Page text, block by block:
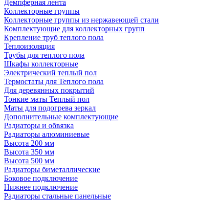
Демпферная лента
Коллекторные группы
Коллекторные группы из нержавеющей стали
Комплектующие для коллекторных групп
Крепление труб теплого пола
Теплоизоляция
Трубы для теплого пола
Шкафы коллекторные
Электрический теплый пол
Термостаты для Теплого пола
Для деревянных покрытий
Тонкие маты Теплый пол
Маты для подогрева зеркал
Дополнительные комплектующие
Радиаторы и обвязка
Радиаторы алюминиевые
Высота 200 мм
Высота 350 мм
Высота 500 мм
Радиаторы биметаллические
Боковое подключение
Нижнее подключение
Радиаторы стальные панельные